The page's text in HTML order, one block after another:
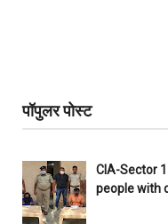
पॉपुलर पोस्ट
CIA-Sector
people with